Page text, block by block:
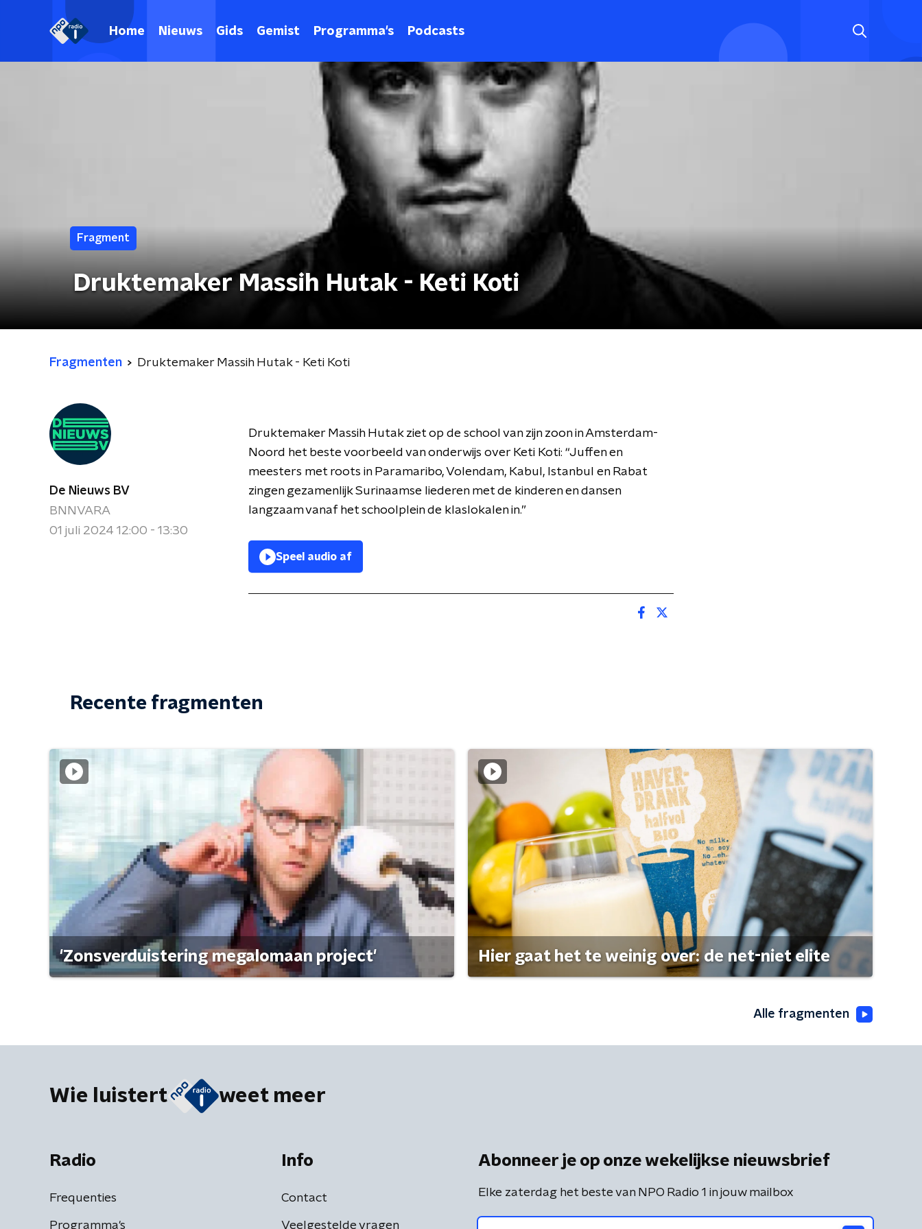
Home Nieuws Gids Gemist Programma's Podcasts
Fragment
Druktemaker Massih Hutak - Keti Koti
Fragmenten Druktemaker Massih Hutak - Keti Koti
De Nieuws BV
BNNVARA
01 juli 2024 12:00 - 13:30
Druktemaker Massih Hutak ziet op de school van zijn zoon in Amsterdam-
Noord het beste voorbeeld van onderwijs over Keti Koti: “Juffen en
meesters met roots in Paramaribo, Volendam, Kabul, Istanbul en Rabat
zingen gezamenlijk Surinaamse liederen met de kinderen en dansen
langzaam vanaf het schoolplein de klaslokalen in.”
Speel audio af
Recente fragmenten
'Zonsverduistering megalomaan project' Hier gaat het te weinig over: de net-niet elite
Alle fragmenten
Wie luistert weet meer
Radio
Frequenties
Programma's
Info
Contact
Veelgestelde vragen
Abonneer je op onze wekelijkse nieuwsbrief
Elke zaterdag het beste van NPO Radio 1 in jouw mailbox